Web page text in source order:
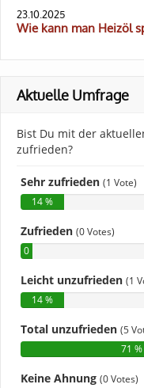
23.10.2025
Wie kann man Heizöl
Aktuelle Umfrage